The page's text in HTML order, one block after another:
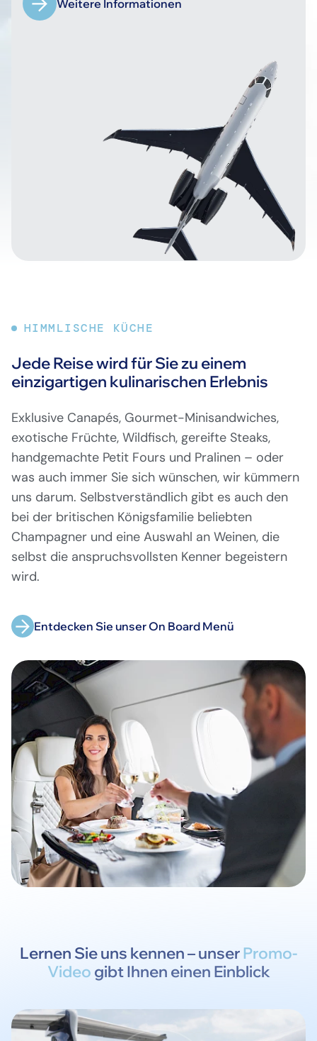
Weitere Informationen
HIMMLISCHE KÜCHE
Jede Reise wird für Sie zu einem
einzigartigen kulinarischen Erlebnis
Exklusive Canapés, Gourmet-Minisandwiches,
exotische Früchte, Wildfisch, gereifte Steaks,
handgemachte Petit Fours und Pralinen – oder
was auch immer Sie sich wünschen, wir kümmern
uns darum. Selbstverständlich gibt es auch den
bei der britischen Königsfamilie beliebten
Champagner und eine Auswahl an Weinen, die
selbst die anspruchsvollsten Kenner begeistern
wird.
Entdecken Sie unser On Board Menü
Lernen Sie uns kennen – unserPromo-
Video gibt Ihnen einen Einblick